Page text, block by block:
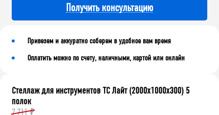
Получить консультацию
Привезем и аккуратно соберем в удобное вам время
Оплатить можно по счету, наличными, картой или онлайн
Стеллаж для инструментов ТС Лайт (2000x1000x300) 5
полок
7 711 ₽